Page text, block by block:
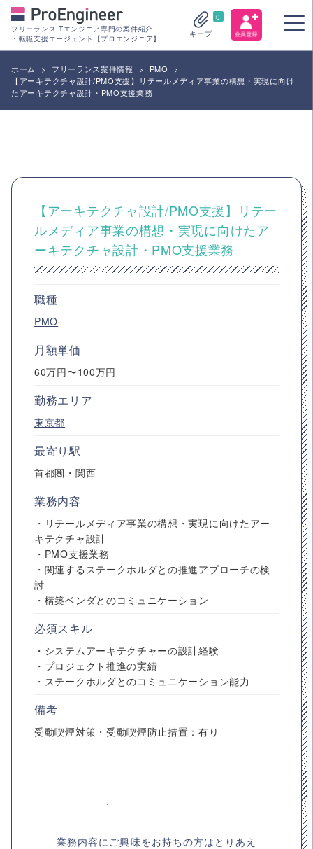
フリーランスITエンジニア専門の案件紹介
・転職支援エージェント【プロエンジニア】
0
キープ
ホーム > フリーランス案件情報 > PMO
>
【アーキテクチャ設計/PMO支援】リテールメディア事業の構想・実現に向け
たアーキテクチャ設計・PMO支援業務
【アーキテクチャ設計/PMO支援】リテー
ルメディア事業の構想・実現に向けたア
ーキテクチャ設計・PMO支援業務
職種
PMO
月額単価
60万円〜100万円
勤務エリア
東京都
最寄り駅
首都圏・関西
業務内容
・リテールメディア事業の構想・実現に向けたアー
キテクチャ設計
・PMO支援業務
・関連するステークホルダとの推進アプローチの検
討
・構築ベンダとのコミュニケーション
必須スキル
・システムアーキテクチャーの設計経験
・プロジェクト推進の実績
・ステークホルダとのコミュニケーション能力
備考
受動喫煙対策・受動喫煙防止措置：有り
業務内容にご興味をお持ちの方はとりあえ